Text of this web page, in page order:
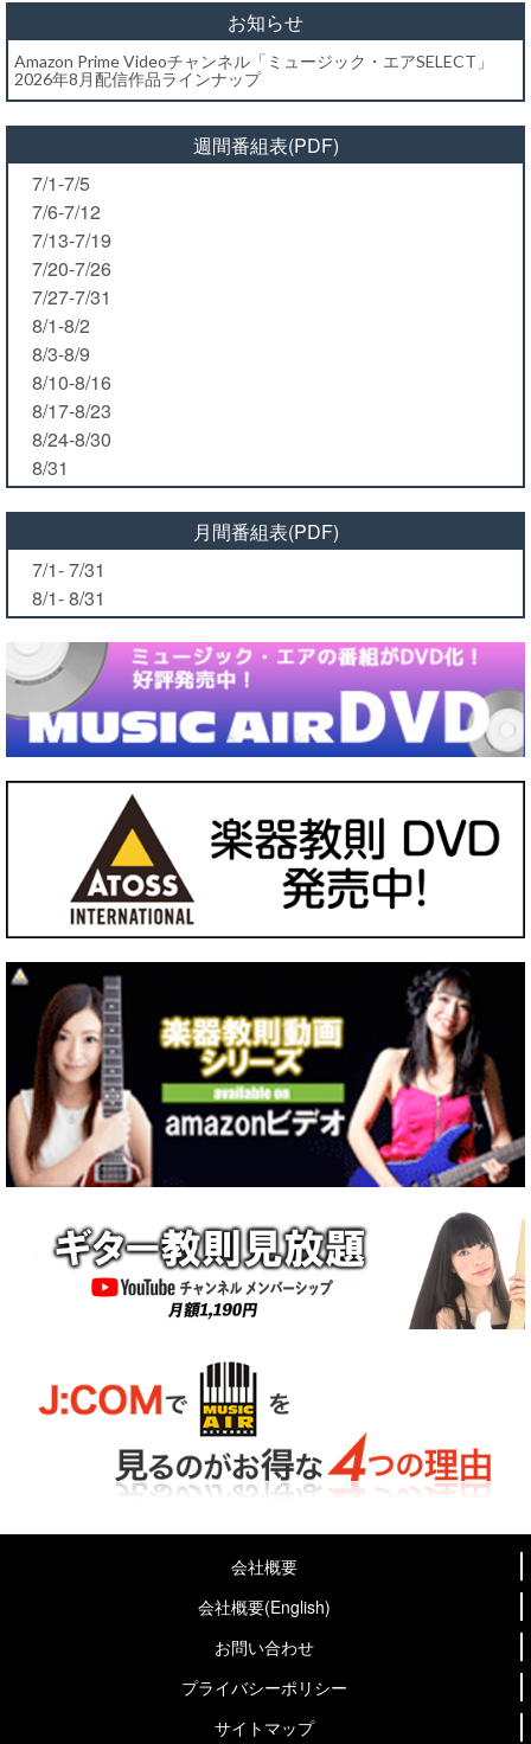
お知らせ
Amazon Prime Videoチャンネル「ミュージック・エアSELECT」
2026年8月配信作品ラインナップ
週間番組表(PDF)
7/1-7/5
7/6-7/12
7/13-7/19
7/20-7/26
7/27-7/31
8/1-8/2
8/3-8/9
8/10-8/16
8/17-8/23
8/24-8/30
8/31
月間番組表(PDF)
7/1- 7/31
8/1- 8/31
会社概要
会社概要(English)
お問い合わせ
プライバシーポリシー
サイトマップ